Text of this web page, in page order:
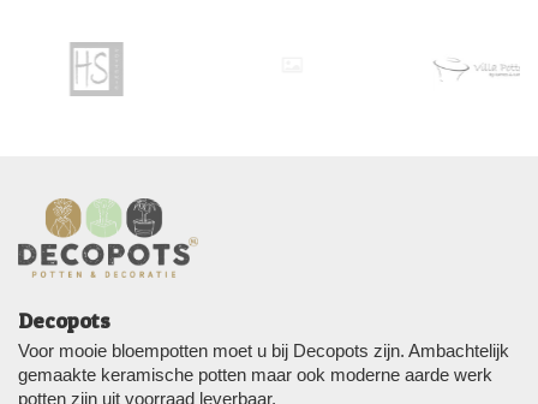
Decopots
Voor mooie bloempotten moet u bij Decopots zijn. Ambachtelijk
gemaakte keramische potten maar ook moderne aarde werk
potten zijn uit voorraad leverbaar.